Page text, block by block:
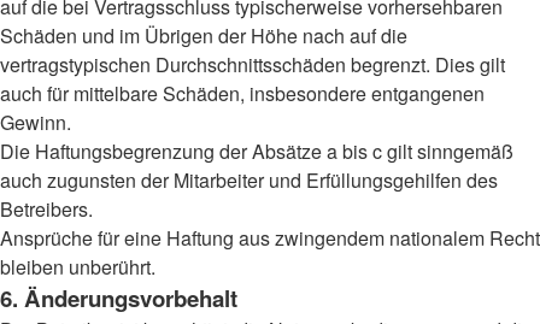
auf die bei Vertragsschluss typischerweise vorhersehbaren
Schäden und im Übrigen der Höhe nach auf die
vertragstypischen Durchschnittsschäden begrenzt. Dies gilt
auch für mittelbare Schäden, insbesondere entgangenen
Gewinn.
Die Haftungsbegrenzung der Absätze a bis c gilt sinngemäß
auch zugunsten der Mitarbeiter und Erfüllungsgehilfen des
Betreibers.
Ansprüche für eine Haftung aus zwingendem nationalem Recht
bleiben unberührt.
6. Änderungsvorbehalt